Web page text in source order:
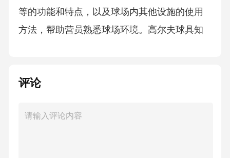
等的功能和特点，以及球场内其他设施的使用
方法，帮助营员熟悉球场环境。高尔夫球具知
用技巧。同时，讲解高尔夫球的构造、性能和
用。2.高尔夫基本技术动作握杆：教授正确的握
评论